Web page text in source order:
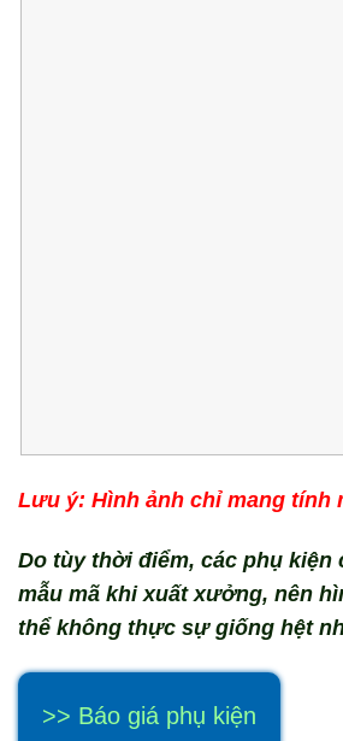
Lưu ý: Hình ảnh chỉ mang tính
Do tùy thời điểm, các phụ kiện
mẫu mã khi xuất xưởng, nên
thể không thực sự giống hệt
>> Báo giá phụ kiện